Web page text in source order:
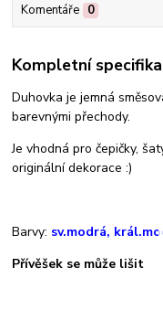
Komentáře 0
Kompletní
Duhovka je jemná
barevnými přechody.
Je vhodná pro čepičky,
originální dekorace :)
Barvy: sv.modrá,
Přívěšek se může lišit